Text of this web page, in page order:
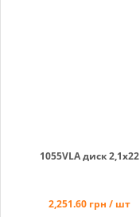
1055VLA диск 2,1х22
2,251.60 грн / шт